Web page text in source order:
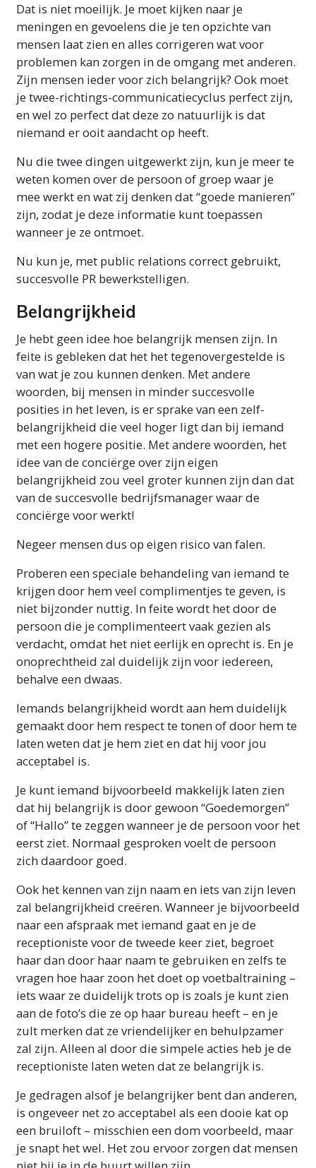
Dat is niet moeilijk. Je moet kijken naar je
meningen en gevoelens die je ten opzichte van
mensen laat zien en alles corrigeren wat voor
problemen kan zorgen in de omgang met anderen.
Zijn mensen ieder voor zich belangrijk? Ook moet
je twee-richtings-communicatiecyclus perfect zijn,
en wel zo perfect dat deze zo natuurlijk is dat
niemand er ooit aandacht op heeft.
Nu die twee dingen uitgewerkt zijn, kun je meer te
weten komen over de persoon of groep waar je
mee werkt en wat zij denken dat “goede manieren”
zijn, zodat je deze informatie kunt toepassen
wanneer je ze ontmoet.
Nu kun je, met public relations correct gebruikt,
succesvolle PR bewerkstelligen.
Belangrijkheid
Je hebt geen idee hoe belangrijk mensen zijn. In
feite is gebleken dat het het tegenovergestelde is
van wat je zou kunnen denken. Met andere
woorden, bij mensen in minder succesvolle
posities in het leven, is er sprake van een zelf-
belangrijkheid die veel hoger ligt dan bij iemand
met een hogere positie. Met andere woorden, het
idee van de conciërge over zijn eigen
belangrijkheid zou veel groter kunnen zijn dan dat
van de succesvolle bedrijfsmanager waar de
conciërge voor werkt!
Negeer mensen dus op eigen risico van falen.
Proberen een speciale behandeling van iemand te
krijgen door hem veel complimentjes te geven, is
niet bijzonder nuttig. In feite wordt het door de
persoon die je complimenteert vaak gezien als
verdacht, omdat het niet eerlijk en oprecht is. En je
onoprechtheid zal duidelijk zijn voor iedereen,
behalve een dwaas.
Iemands belangrijkheid wordt aan hem duidelijk
gemaakt door hem respect te tonen of door hem te
laten weten dat je hem ziet en dat hij voor jou
acceptabel is.
Je kunt iemand bijvoorbeeld makkelijk laten zien
dat hij belangrijk is door gewoon “Goedemorgen”
of “Hallo” te zeggen wanneer je de persoon voor het
eerst ziet. Normaal gesproken voelt de persoon
zich daardoor goed.
Ook het kennen van zijn naam en iets van zijn leven
zal belangrijkheid creëren. Wanneer je bijvoorbeeld
naar een afspraak met iemand gaat en je de
receptioniste voor de tweede keer ziet, begroet
haar dan door haar naam te gebruiken en zelfs te
vragen hoe haar zoon het doet op voetbaltraining –
iets waar ze duidelijk trots op is zoals je kunt zien
aan de foto’s die ze op haar bureau heeft – en je
zult merken dat ze vriendelijker en behulpzamer
zal zijn. Alleen al door die simpele acties heb je de
receptioniste laten weten dat ze belangrijk is.
Je gedragen alsof je belangrijker bent dan anderen,
is ongeveer net zo acceptabel als een dooie kat op
een bruiloft – misschien een dom voorbeeld, maar
je snapt het wel. Het zou ervoor zorgen dat mensen